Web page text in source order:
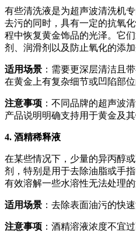
有些清洗液是为超声波清洗机
去污的同时，具有一定的抗氧
程中恢复黄金饰品的光泽。它
剂、润滑剂以及防止氧化的添加
适用场景 ：需要更深层清洁且
在黄金上有复杂细节或凹陷部位
注意事项 ：不同品牌的超声波
产品说明明确支持用于黄金及其
4. 酒精稀释液
在某些情况下，少量的异丙醇
剂，特别是用于去除油脂或手
有效溶解一些水溶性无法处理的
适用场景 ：去除表面油污的快速
注意事项 ：酒精溶液浓度不宜